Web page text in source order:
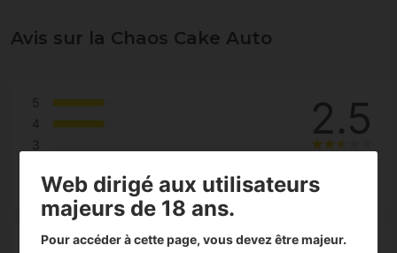
Avis sur la Chaos Cake Auto
5
4
3
2.5
Reviews
Web dirigé aux utilisateurs
majeurs de 18 ans.
Pour accéder à cette page, vous devez être majeur.